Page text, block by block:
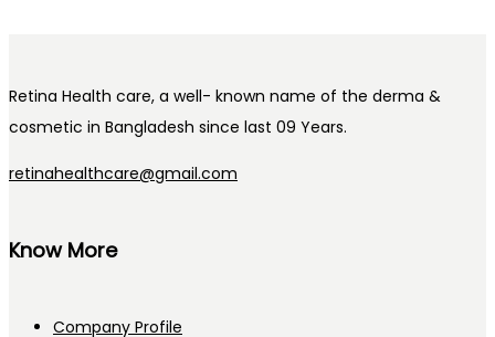
Retina Health care, a well- known name of the derma &
cosmetic in Bangladesh since last 09 Years.
retinahealthcare@gmail.com
Know More
Company Profile